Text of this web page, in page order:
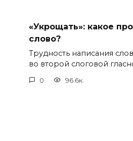
«Укрощать»: какое
слово?
Трудность написания
во второй слоговой
0 96.6к.